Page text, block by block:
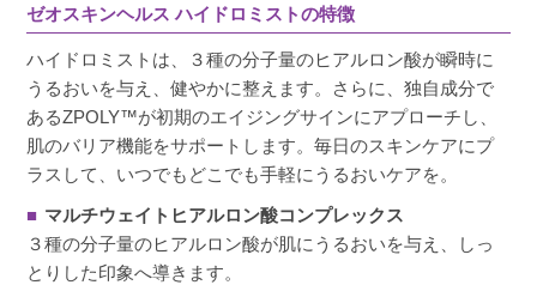
ゼオスキンヘルス ハイドロミストの特徴
ハイドロミストは、３種の分子量のヒアルロン酸が瞬時に
うるおいを与え、健やかに整えます。さらに、独自成分で
あるZPOLY™が初期のエイジングサインにアプローチし、
肌のバリア機能をサポートします。毎日のスキンケアにプ
ラスして、いつでもどこでも手軽にうるおいケアを。
■ マルチウェイトヒアルロン酸コンプレックス
３種の分子量のヒアルロン酸が肌にうるおいを与え、しっ
とりした印象へ導きます。